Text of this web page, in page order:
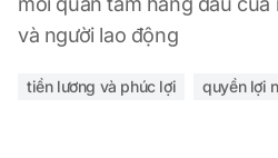
và người lao động
tiền lương và phúc lợi quyền lợi